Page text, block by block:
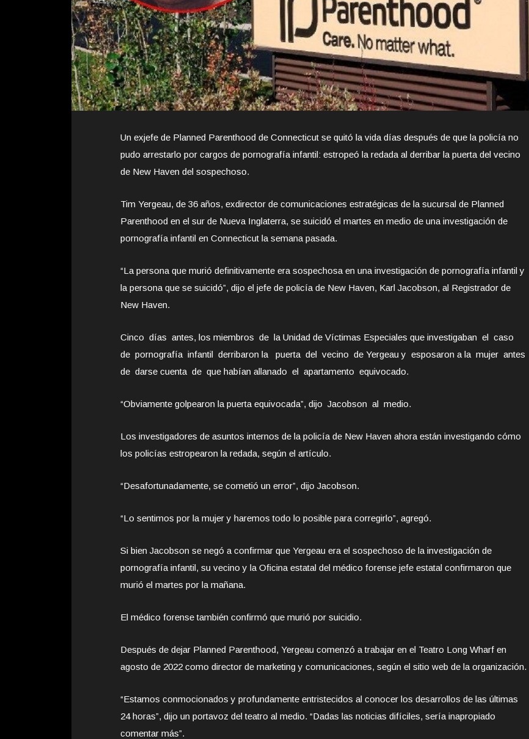
Un exjefe de Planned Parenthood de Connecticut se quitó la vida días después de que la policía no
pudo arrestarlo por cargos de pornografía infantil: estropeó la redada al derribar la puerta del vecino
de New Haven del sospechoso.
Tim Yergeau, de 36 años, exdirector de comunicaciones estratégicas de la sucursal de Planned
Parenthood en el sur de Nueva Inglaterra, se suicidó el martes en medio de una investigación de
pornografía infantil en Connecticut la semana pasada.
“La persona que murió definitivamente era sospechosa en una investigación de pornografía infantil y
la persona que se suicidó”, dijo el jefe de policía de New Haven, Karl Jacobson, al Registrador de
New Haven.
Cinco días antes, los miembros de la Unidad de Víctimas Especiales que investigaban el caso
de pornografía infantil derribaron la puerta del vecino de Yergeau y esposaron a la mujer antes
de darse cuenta de que habían allanado el apartamento equivocado.
“Obviamente golpearon la puerta equivocada”, dijo Jacobson al medio.
Los investigadores de asuntos internos de la policía de New Haven ahora están investigando cómo
los policías estropearon la redada, según el artículo.
“Desafortunadamente, se cometió un error”, dijo Jacobson.
“Lo sentimos por la mujer y haremos todo lo posible para corregirlo”, agregó.
Si bien Jacobson se negó a confirmar que Yergeau era el sospechoso de la investigación de
pornografía infantil, su vecino y la Oficina estatal del médico forense jefe estatal confirmaron que
murió el martes por la mañana.
El médico forense también confirmó que murió por suicidio.
Después de dejar Planned Parenthood, Yergeau comenzó a trabajar en el Teatro Long Wharf en
agosto de 2022 como director de marketing y comunicaciones, según el sitio web de la organización.
“Estamos conmocionados y profundamente entristecidos al conocer los desarrollos de las últimas
24 horas”, dijo un portavoz del teatro al medio. “Dadas las noticias difíciles, sería inapropiado
comentar más”.